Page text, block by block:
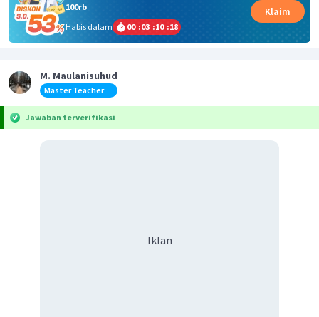
100rb
Habis dalam
00 :03 :10 :18
Klaim
M. Maulanisuhud
Master Teacher
Jawaban terverifikasi
Iklan